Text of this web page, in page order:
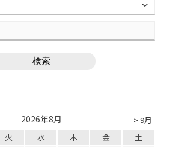
> 9月
2026年8月
火 水 木 金
土